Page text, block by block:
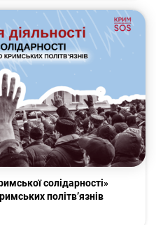
солідарності»
політв’язнів